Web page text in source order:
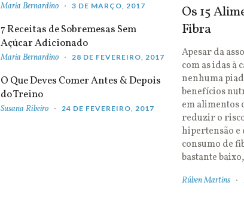
Maria Bernardino 3 DE MARÇO, 2017
7 Receitas de Sobremesas Sem
Açúcar Adicionado
Maria Bernardino 28 DE FEVEREIRO, 2017
O Que Deves Comer Antes & Depois
do Treino
Susana Ribeiro 24 DE FEVEREIRO, 2017
Os 15
Fibra
Apesar da
com as idas à
nenhuma
benefícios
em alimentos
reduzir o
hipertensão
consumo de
bastante
Rúben Martins